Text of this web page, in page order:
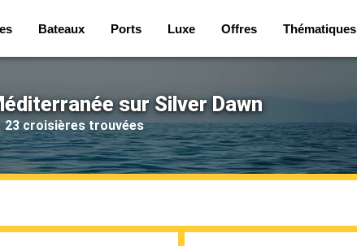
Bateaux Ports Luxe Offres Thématiques
sur Silver Dawn
23 croisières trouvées